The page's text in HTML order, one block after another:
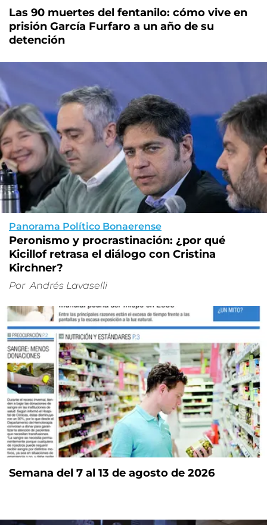
Las 90 muertes del fentanilo: cómo vive en
prisión García Furfaro a un año de su
detención
Panorama Político Bonaerense
Peronismo y procrastinación: ¿por qué
Kicillof retrasa el diálogo con Cristina
Kirchner?
Por Andrés Lavaselli
Semana del 7 al 13 de agosto de 2026